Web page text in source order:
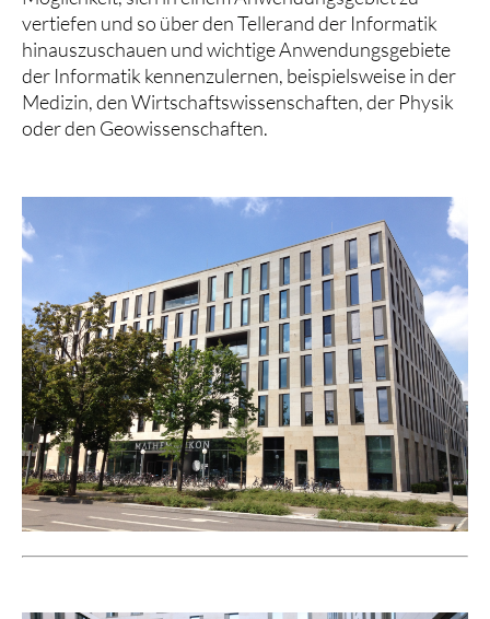
vertiefen und so über den Tellerand der Informatik
hinauszuschauen und wichtige Anwendungsgebiete
der Informatik kennenzulernen, beispielsweise in der
Medizin, den Wirtschaftswissenschaften, der Physik
oder den Geowissenschaften.